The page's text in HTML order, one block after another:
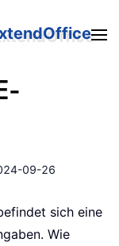
-
09-26
sich eine
Wie